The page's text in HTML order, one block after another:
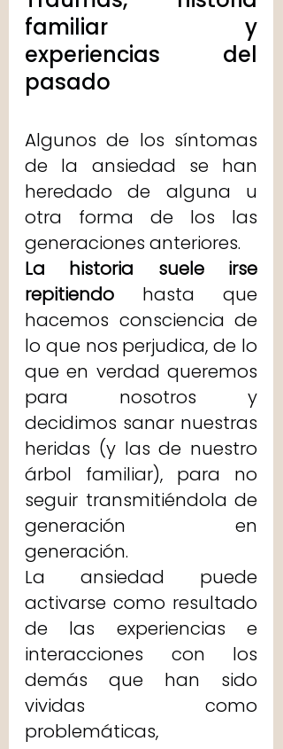
familiar y
experiencias del
pasado
Algunos de los síntomas
de la ansiedad se han
heredado de alguna u
otra forma de los las
generaciones anteriores.
La historia suele irse
repitiendo hasta que
hacemos consciencia de
lo que nos perjudica, de lo
que en verdad queremos
para nosotros y
decidimos sanar nuestras
heridas (y las de nuestro
árbol familiar), para no
seguir transmitiéndola de
generación en
generación.
La ansiedad puede
activarse como resultado
de las experiencias e
interacciones con los
demás que han sido
vividas como
problemáticas,